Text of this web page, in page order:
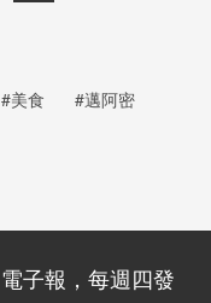
#美食 #邁阿密
電子報，每週四發